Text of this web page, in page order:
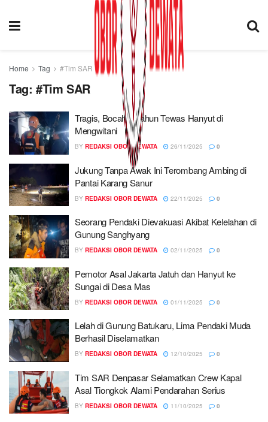
Home Tag #Tim SAR
Tag: #Tim SAR
Tragis, Bocah 4 Tahun Tewas Hanyut di
Mengwitani
BY REDAKSI OBOR DEWATA 26/11/2025 0
Jukung Tanpa Awak Ini Terombang Ambing di
Pantai Karang Sanur
BY REDAKSI OBOR DEWATA 22/11/2025 0
Seorang Pendaki Dievakuasi Akibat Kelelahan di
Gunung Sanghyang
BY REDAKSI OBOR DEWATA 02/11/2025 0
Pemotor Asal Jakarta Jatuh dan Hanyut ke
Sungai di Desa Mas
BY REDAKSI OBOR DEWATA 01/11/2025 0
Lelah di Gunung Batukaru, Lima Pendaki Muda
Berhasil Diselamatkan
BY REDAKSI OBOR DEWATA 12/10/2025 0
Tim SAR Denpasar Selamatkan Crew Kapal
Asal Tiongkok Alami Pendarahan Serius
BY REDAKSI OBOR DEWATA 11/10/2025 0